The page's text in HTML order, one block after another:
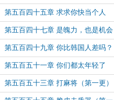
第五百四十五章 求求你快当个人
吧！（第一更）
第五百四十七章 是魄力，也是机会
（第一更）
第五百四十九章 你比韩国人差吗？
（第一更）
第五百五十一章 你们都太年轻了
（第一更）
第五百五十三章 打麻将（第一更）